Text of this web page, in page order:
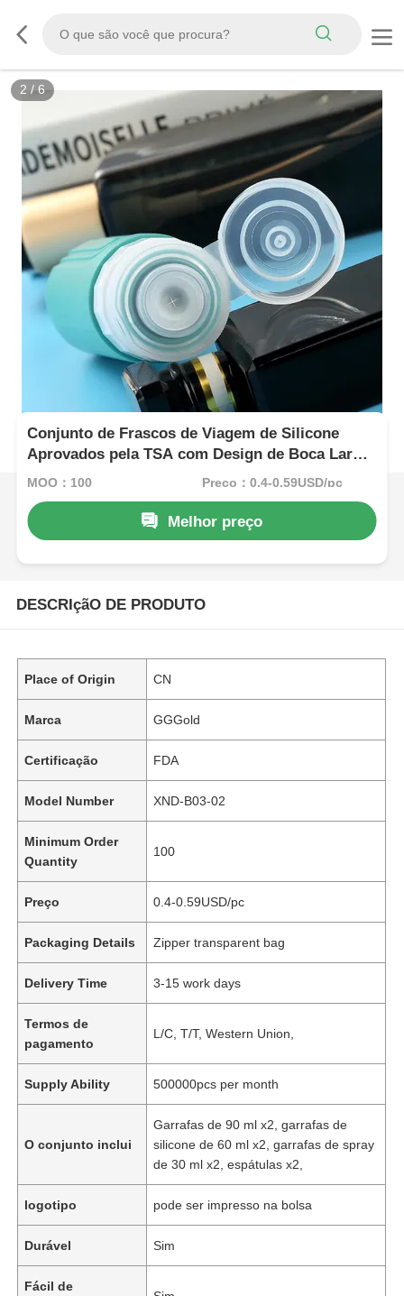
3 /6
Conjunto de Frascos de Viagem de Silicone
Aprovados pela TSA com Design de Boca Larga
para Fácil Reabastecimento e Opções
MOQ：100 Preço：0.4-0.59USD/pc
Melhor preço
DESCRIçãO DE PRODUTO
Place of Origin CN
Marca GGGold
Certificação FDA
Model Number XND-B03-02
Minimum Order
Quantity
100
Preço 0.4-0.59USD/pc
Packaging Details Zipper transparent bag
Delivery Time 3-15 work days
Termos de
pagamento
L/C, T/T, Western Union,
Supply Ability 500000pcs per month
O conjunto inclui
Garrafas de 90 ml x2, garrafas de
silicone de 60 ml x2, garrafas de spray
de 30 ml x2, espátulas x2,
logotipo pode ser impresso na bolsa
Durável Sim
Fácil de